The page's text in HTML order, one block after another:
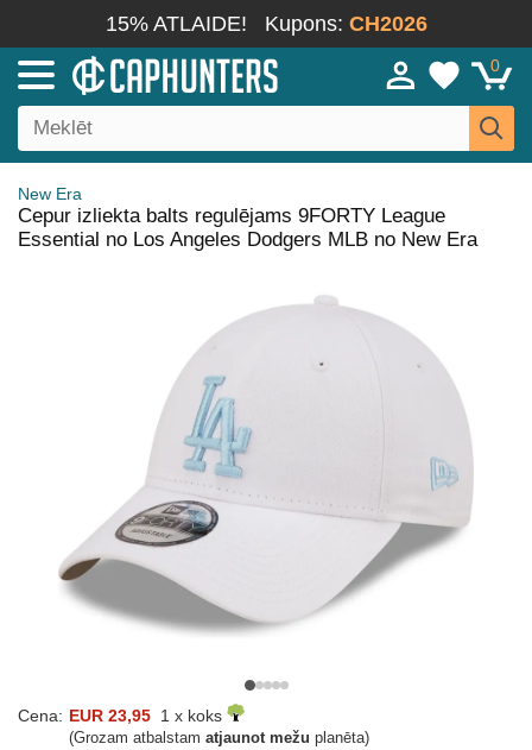
15% ATLAIDE! Kupons: CH2026
0
New Era
Cepur izliekta balts regulējams 9FORTY League
Essential no Los Angeles Dodgers MLB no New Era
Cena: EUR 23,95 1 x koks
(Grozam atbalstam atjaunot mežu planēta)